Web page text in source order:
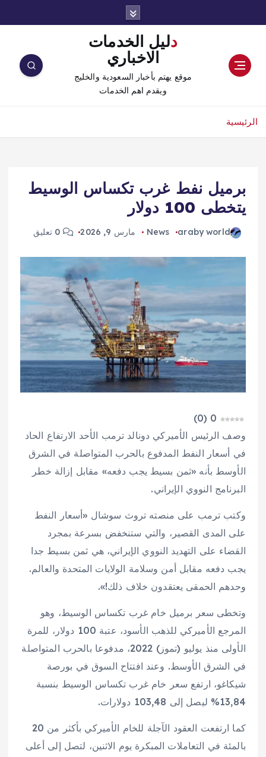
دليل الخدمات
الاخباري
موقع يهتم بأخبار السعودية والخليج
ويقدم اهم الخدمات
الرئيسية
برميل نفط غرب تكساس الوسيط
يتخطى 100 دولار
araby world
News مارس 9, 2026
0
(
0
)
وصف الرئيس الأميركي دونالد ترمب الأحد الارتفاع الحاد
في أسعار النفط المدفوع بالحرب المتواصلة في الشرق
الأوسط بأنه «ثمن بسيط يجب دفعه» مقابل إزالة خطر
البرنامج النووي الإيراني.
وكتب ترمب على منصته تروث سوشال «أسعار النفط
على المدى القصير، والتي ستنخفض بسرعة بمجرد
القضاء على التهديد النووي الإيراني، هي ثمن بسيط جدا
يجب دفعه مقابل أمن وسلامة الولايات المتحدة والعالم.
وحدهم الحمقى يعتقدون خلاف ذلك!».
وتخطى سعر برميل خام غرب تكساس الوسيط، وهو
المرجع الأميركي للذهب الأسود، عتبة 100 دولار، للمرة
الأولى منذ يوليو (تموز) 2022، مدفوعا بالحرب المتواصلة
في الشرق الأوسط. وعند افتتاح السوق في بورصة
شيكاغو، ارتفع سعر خام غرب تكساس الوسيط بنسبة
13,84% ليصل إلى 103,48 دولارات.
كما ارتفعت العقود الآجلة للخام ​الأميركي بأكثر من 20
بالمئة في التعاملات المبكرة يوم الاثنين، لتصل إلى أعلى